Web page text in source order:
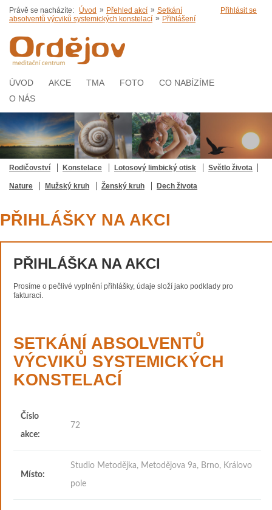
Přihlásit se
Právě se nacházíte: Úvod » Přehled akcí » Setkání
absolventů výcviků systemických konstelací » Přihlášení
ÚVOD AKCE TMA FOTO
CO NABÍZÍME
O NÁS
Rodičovství Konstelace Lotosový limbický otisk Světlo života
Nature Mužský kruh Ženský kruh Dech života
PŘIHLÁŠKY NA AKCI
PŘIHLÁŠKA NA AKCI
Prosíme o pečlivé vyplnění přihlášky, údaje složí jako podklady pro
fakturaci.
SETKÁNÍ ABSOLVENTŮ
VÝCVIKŮ SYSTEMICKÝCH
KONSTELACÍ
Číslo
akce:
72
Místo:
Studio Metodějka, Metodějova 9a, Brno, Královo
pole